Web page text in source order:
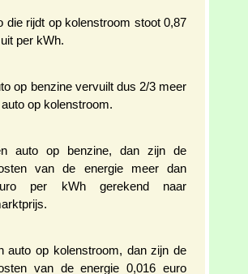
die rijdt op kolenstroom stoot 0,87
per kWh.
op benzine vervuilt dus 2/3 meer
op kolenstroom.
auto op benzine, dan zijn de
van de energie meer dan
per kWh gerekend naar
auto op kolenstroom, dan zijn de
van de energie 0,016 euro